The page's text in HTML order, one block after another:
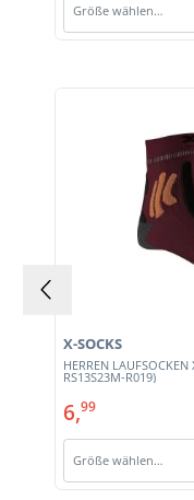
Größe wählen…
HERREN
RS13S23M-R019)
X-SOCKS
6,99
Größe wählen…